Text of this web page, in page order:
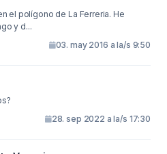
el polígono de La Ferreria. He
y d...
03. may 2016 a la/s 9:50
28. sep 2022 a la/s 17:30